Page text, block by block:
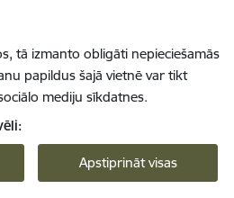
tā izmanto obligāti nepieciešamās
papildus šajā vietnē var tikt
mediju sīkdatnes.
Apstiprināt visas